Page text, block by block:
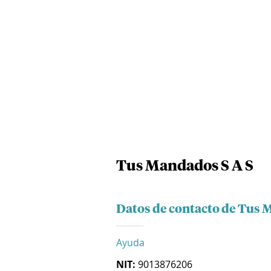
Tus Mandados S A S
Datos de contacto de Tus
Ayuda
NIT: 9013876206